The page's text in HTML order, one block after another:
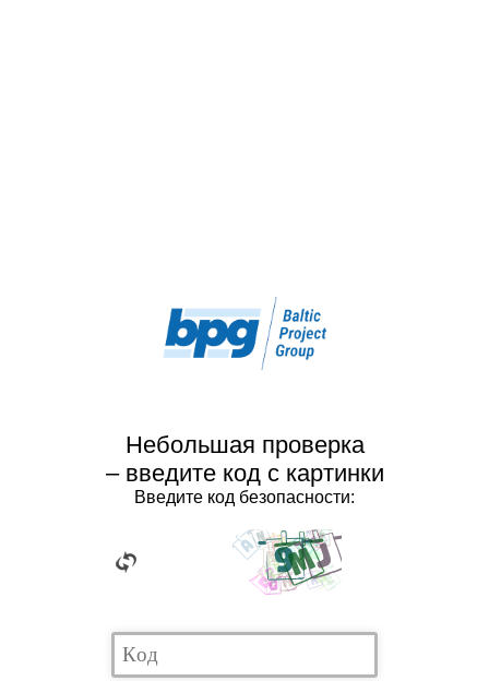
Небольшая проверка
– введите код с картинки
Введите код безопасности: